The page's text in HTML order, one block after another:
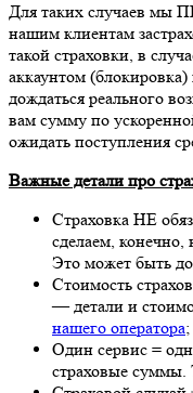
Для таких случаев
нашим клиентам
такой страховки, в
аккаунтом
дождаться реального
вам сумму по
ожидать поступления
Важные детали про
Страховка НЕ
сделаем, конечно,
Это может быть
Стоимость
— детали и
нашего оператора;
Один сервис =
страховые